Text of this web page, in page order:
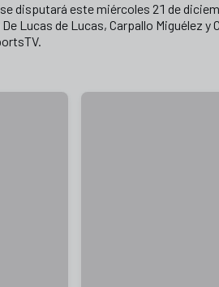
disputará este miércoles 21 de
Lucas de Lucas, Carpallo Miguélez y